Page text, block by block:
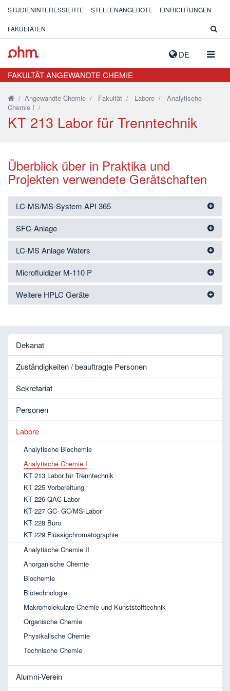
DE
STUDIENINTERESSIERTE STELLENANGEBOTE EINRICHTUNGEN
FAKULTÄTEN
FAKULTÄT ANGEWANDTE CHEMIE
/ Angewandte Chemie / Fakultät / Labore / Analytische
Chemie I /
KT 213 Labor für Trenntechnik
Überblick über in Praktika und
Projekten verwendete Gerätschaften
LC-MS/MS-System API 365
SFC-Anlage
LC-MS Anlage Waters
Microfluidizer M-110 P
Weitere HPLC Geräte
Dekanat
Zuständigkeiten / beauftragte Personen
Sekretariat
Personen
Labore
Analytische Biochemie
Analytische Chemie I
KT 213 Labor für Trenntechnik
KT 225 Vorbereitung
KT 226 QAC Labor
KT 227 GC- GC/MS-Labor
KT 228 Büro
KT 229 Flüssigchromatographie
Analytische Chemie II
Anorganische Chemie
Biochemie
Biotechnologie
Makromolekulare Chemie und Kunststofftechnik
Organische Chemie
Physikalische Chemie
Technische Chemie
Alumni-Verein